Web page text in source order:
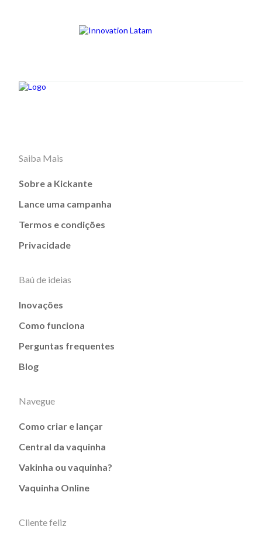
Saiba Mais
Sobre a Kickante
Lance uma campanha
Termos e condições
Privacidade
Baú de ideias
Inovações
Como funciona
Perguntas frequentes
Blog
Navegue
Como criar e lançar
Central da vaquinha
Vakinha ou vaquinha?
Vaquinha Online
Cliente feliz